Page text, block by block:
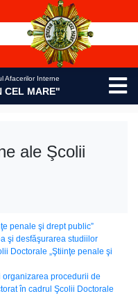
Afacerilor Interne
CEL MARE"
ale Şcolii
penale şi drept public”
şi desfăşurarea studiilor
Doctorale „Ştiinţe penale şi
procedurii de
în cadrul Şcolii Doctorale